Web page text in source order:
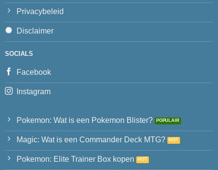
Privacybeleid
Disclaimer
SOCIALS
Facebook
Instagram
Pokemon: Wat is een Pokemon Blister?
Magic: Wat is een Commander Deck MTG?
Pokemon: Elite Trainer Box kopen